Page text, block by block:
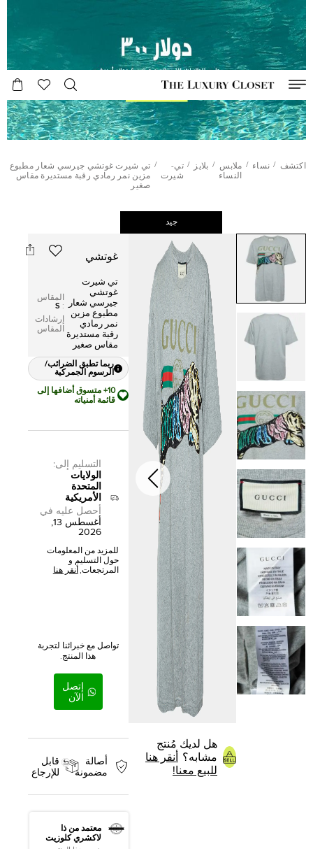
اكتشف / نساء / ملابس
النساء
/ بلايز / تي-
شيرت
/ تي شيرت غوتشي جيرسي شعار مطبوع
مزين نمر رمادي رقبة مستديرة مقاس
صغير
جيد
هل لديك مُنتج
مشابه؟
أنقر هنا
للبيع معنا!
غوتشي
تي شيرت
غوتشي
جيرسي شعار
مطبوع مزين
نمر رمادي
رقبة مستديرة
مقاس صغير
المقاس
:
S
إرشادات
المقاس
ربما تطبق الضرائب/
الرسوم الجمركية
10+ متسوق أضافها إلى
قائمة أمنياته
التسليم إلى:
الولايات
المتحدة
الأمريكية
أحصل عليه في
أغسطس 13,
2026
للمزيد من المعلومات
حول التسليم و
المرتجعات, أنقر هنا
تواصل مع خبرائنا لتجربة
هذا المنتج.
إتصل
الآن
أصالة
مضمونة
قابل
للإرجاع
معتمد من ذا
لاكشري كلوزيت